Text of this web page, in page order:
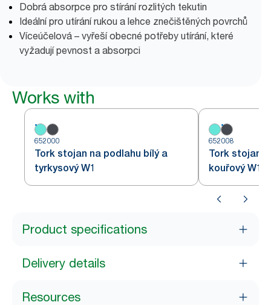
Dobrá absorpce pro stírání rozlitých tekutin
Ideální pro utírání rukou a lehce znečištěných povrchů
Víceúčelová – vyřeší obecné potřeby utírání, které
vyžadují pevnost a absorpci
Works with
652000
Tork stojan na podlahu bílý a
tyrkysový W1
652008
Tork stojan
kouřový W1
Product specifications
Delivery details
Resources